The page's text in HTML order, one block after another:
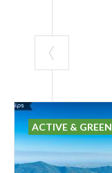
ACTIVE & GREEN